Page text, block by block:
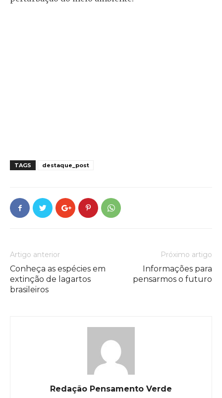
TAGS destaque_post
Artigo anterior
Conheça as espécies em
extinção de lagartos
brasileiros
Próximo artigo
Informações para
pensarmos o futuro
Redação Pensamento Verde